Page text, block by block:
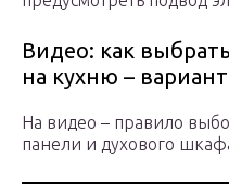
Видео: как
на кухню –
На видео – правило
панели и духового